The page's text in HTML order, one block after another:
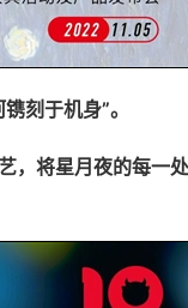
刻于机身”。
，将星月夜的每一